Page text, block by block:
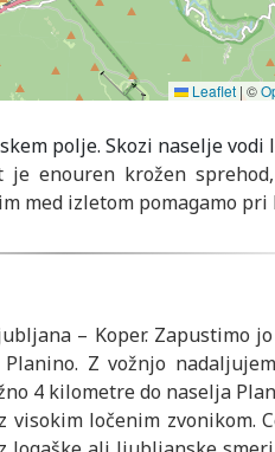
Leaflet | ©
je enouren krožen
med izletom pomagamo pri
– Koper. Zapustimo
Planino. Z vožnjo
4 kilometre do naselja
ločenim zvonikom.